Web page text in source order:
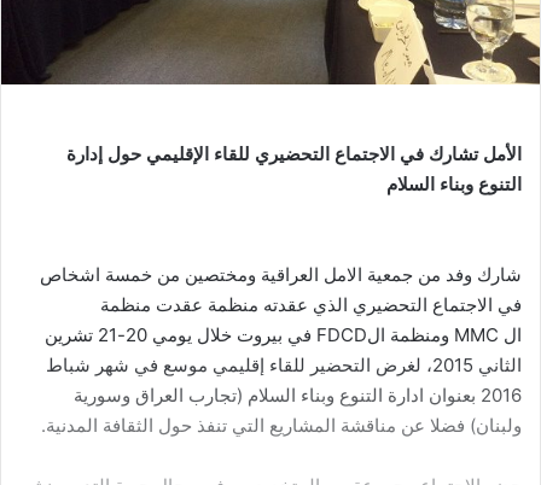
الأمل تشارك في الاجتماع التحضيري للقاء الإقليمي حول إدارة
التنوع وبناء السلام
شارك وفد من جمعية الامل العراقية ومختصين من خمسة اشخاص
في الاجتماع التحضيري الذي عقدته منظمة عقدت منظمة
ال MMC ومنظمة الFDCD في بيروت خلال يومي 20-21 تشرين
الثاني 2015، لغرض التحضير للقاء إقليمي موسع في شهر شباط
2016 بعنوان ادارة التنوع وبناء السلام (تجارب العراق وسورية
ولبنان) فضلا عن مناقشة المشاريع التي تنفذ حول الثقافة المدنية.